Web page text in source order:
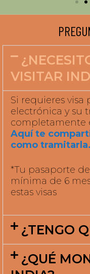
Si requieres visa
electrónica y su
completamente
Aquí te
como tramitarla.
*Tu pasaporte
mínima de 6
estas visas
¿TENGO
¿QUÉ
¿CUÁNTO
ADICIONAL